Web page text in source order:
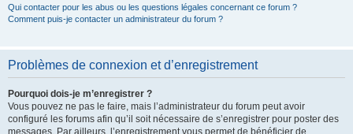
Qui contacter pour les abus ou les questions légales concernant ce forum ?
Comment puis-je contacter un administrateur du forum ?
Problèmes de connexion et d’enregistrement
Pourquoi dois-je m’enregistrer ?
Vous pouvez ne pas le faire, mais l’administrateur du forum peut avoir
configuré les forums afin qu’il soit nécessaire de s’enregistrer pour poster des
messages. Par ailleurs, l’enregistrement vous permet de bénéficier de